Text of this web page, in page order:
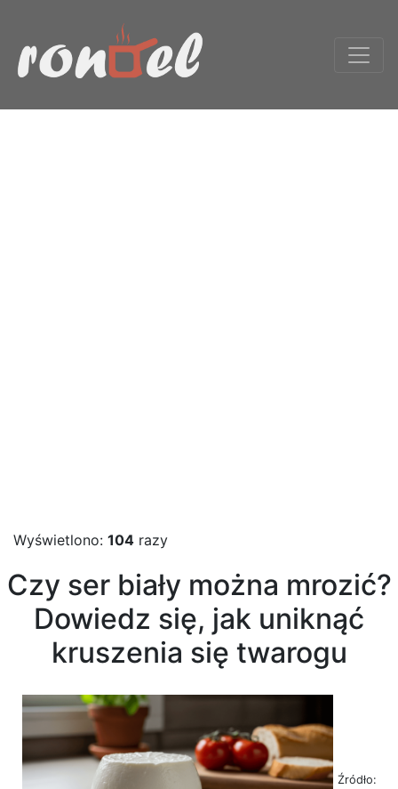
Wyświetlono: 104 razy
Czy ser biały można mrozić?
Dowiedz się, jak uniknąć
kruszenia się twarogu
Źródło: